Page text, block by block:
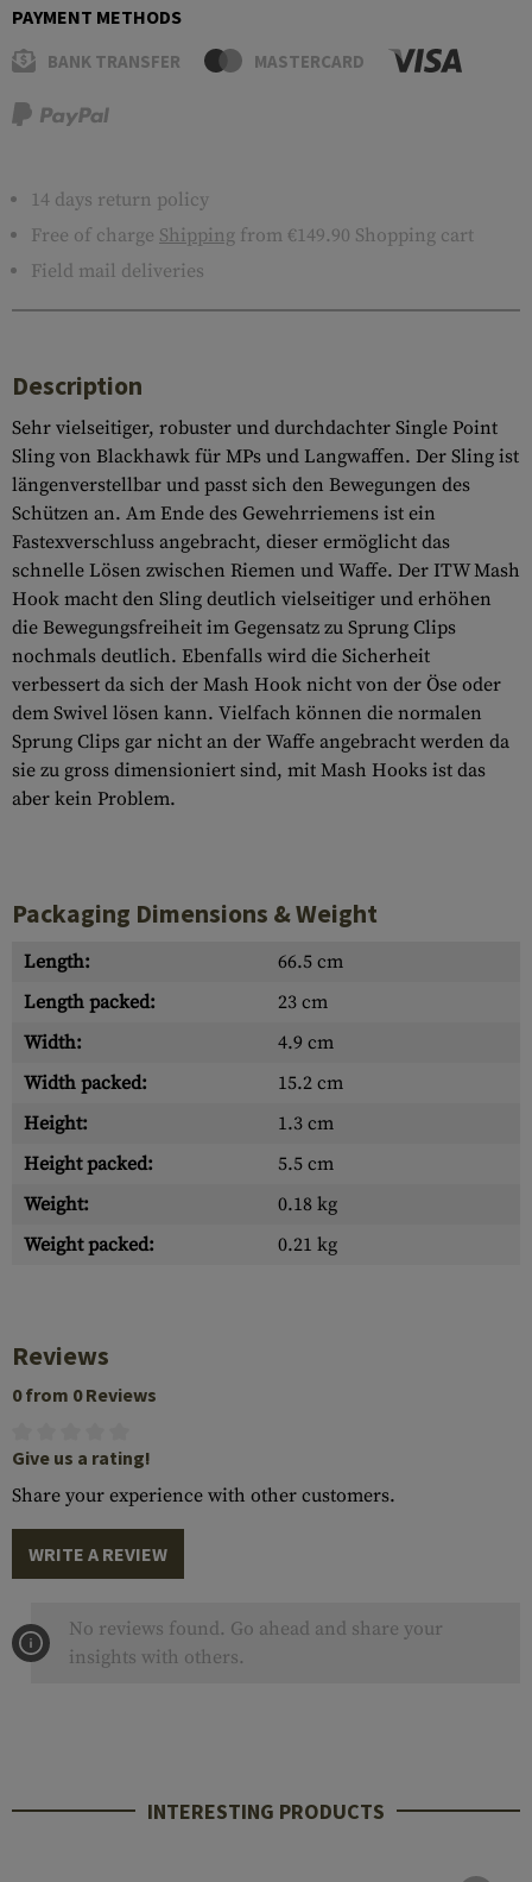
PAYMENT METHODS
BANK TRANSFER MASTERCARD
14 days return policy
Free of charge Shipping from €149.90 Shopping cart
Field mail deliveries
Description
Sehr vielseitiger, robuster und durchdachter Single Point
Sling von Blackhawk für MPs und Langwaffen. Der Sling ist
längenverstellbar und passt sich den Bewegungen des
Schützen an. Am Ende des Gewehrriemens ist ein
Fastexverschluss angebracht, dieser ermöglicht das
schnelle Lösen zwischen Riemen und Waffe. Der ITW Mash
Hook macht den Sling deutlich vielseitiger und erhöhen
die Bewegungsfreiheit im Gegensatz zu Sprung Clips
nochmals deutlich. Ebenfalls wird die Sicherheit
verbessert da sich der Mash Hook nicht von der Öse oder
dem Swivel lösen kann. Vielfach können die normalen
Sprung Clips gar nicht an der Waffe angebracht werden da
sie zu gross dimensioniert sind, mit Mash Hooks ist das
aber kein Problem.
Packaging Dimensions & Weight
Length:
66.5 cm
Length packed:
23 cm
Width:
4.9 cm
Width packed:
15.2 cm
Height:
1.3 cm
Height packed:
5.5 cm
Weight:
0.18 kg
Weight packed:
0.21 kg
Reviews
0 from 0 Reviews
Give us a rating!
Share your experience with other customers.
WRITE A REVIEW
No reviews found. Go ahead and share your
insights with others.
INTERESTING PRODUCTS